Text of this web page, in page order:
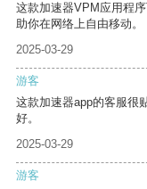
这款加速器VPM应用程
助你在网络上自由移动。
2025-03-29
游客
这款加速器app的客服很
好。
2025-03-29
游客